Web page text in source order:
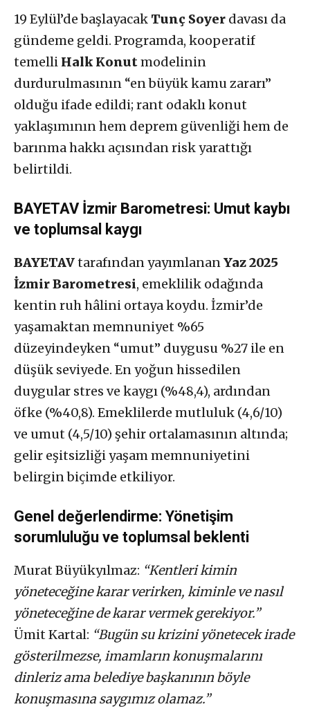
19 Eylül’de başlayacak Tunç Soyer davası da
gündeme geldi. Programda, kooperatif
temelli Halk Konutmodelinin
durdurulmasının “en büyük kamu zararı”
olduğu ifade edildi; rant odaklı konut
yaklaşımının hem deprem güvenliği hem de
barınma hakkı açısından risk yarattığı
belirtildi.
BAYETAV İzmir Barometresi: Umut kaybı
ve toplumsal kaygı
BAYETAVtarafından yayımlananYaz 2025
İzmir Barometresi, emeklilik odağında
kentin ruh hâlini ortaya koydu. İzmir’de
yaşamaktan memnuniyet %65
düzeyindeyken “umut” duygusu %27 ile en
düşük seviyede. En yoğun hissedilen
duygular stres ve kaygı (%48,4), ardından
öfke (%40,8). Emeklilerde mutluluk (4,6/10)
ve umut (4,5/10) şehir ortalamasının altında;
gelir eşitsizliği yaşam memnuniyetini
belirgin biçimde etkiliyor.
Genel değerlendirme: Yönetişim
sorumluluğu ve toplumsal beklenti
Murat Büyükyılmaz: “Kentleri kimin
yöneteceğine karar verirken, kiminle ve nasıl
yöneteceğine de karar vermek gerekiyor.”
Ümit Kartal: “Bugün su krizini yönetecek irade
gösterilmezse, imamların konuşmalarını
dinleriz ama belediye başkanının böyle
konuşmasına saygımız olamaz.”